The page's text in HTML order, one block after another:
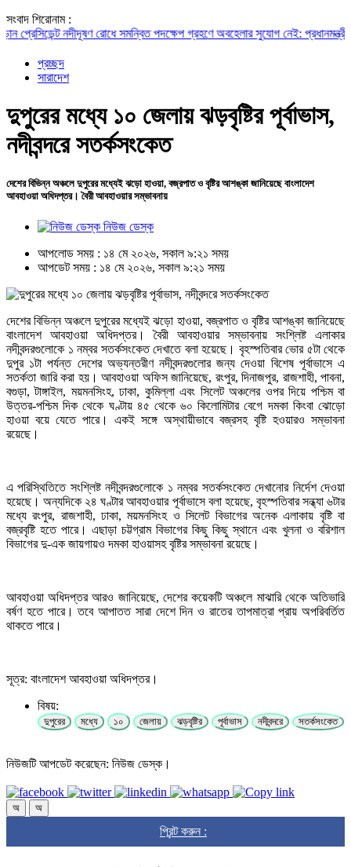
সংবাদ শিরোনাম :
নদীদূষণ রোধে সমন্বিত পদক্ষেপ গ্রহণে অবহেলার সুযোগ নেই: প্রধানমন্ত্রীড.
প্রচ্ছদ
সারাদেশ
দুপুরের মধ্যে ১০ জেলায় ঝড়বৃষ্টির পূর্বাভাস,
নদীবন্দরে সতর্কসংকেত
দেশের বিভিন্ন অঞ্চলে দুপুরের মধ্যেই ঝড়ো হাওয়া, বজ্রপাত ও বৃষ্টির আশঙ্কা জানিয়েছে বাংলাদেশ
আবহাওয়া অধিদপ্তর। বৈরী আবহাওয়ার সম্ভাবনায়
নিউজ ডেস্ক
আপলোড সময় : ১৪ মে ২০২৬, সকাল ৯:২১ সময়
আপডেট সময় : ১৪ মে ২০২৬, সকাল ৯:২১ সময়
দেশের বিভিন্ন অঞ্চলে দুপুরের মধ্যেই ঝড়ো হাওয়া, বজ্রপাত ও বৃষ্টির আশঙ্কা জানিয়েছে
বাংলাদেশ আবহাওয়া অধিদপ্তর। বৈরী আবহাওয়ার সম্ভাবনায় সংশ্লিষ্ট এলাকার
নদীবন্দরগুলোকে ১ নম্বর সতর্কসংকেত দেখাতে বলা হয়েছে। বৃহস্পতিবার ভোর ৫টা থেকে
দুপুর ১টা পর্যন্ত দেশের অভ্যন্তরীণ নদীবন্দরগুলোর জন্য দেওয়া বিশেষ পূর্বাভাসে এ
সতর্কতা জারি করা হয়। আবহাওয়া অফিস জানিয়েছে, রংপুর, দিনাজপুর, রাজশাহী, পাবনা,
বগুড়া, টাঙ্গাইল, ময়মনসিংহ, ঢাকা, কুমিল্লা এবং সিলেট অঞ্চলের ওপর দিয়ে পশ্চিম বা
উত্তর-পশ্চিম দিক থেকে ঘণ্টায় ৪৫ থেকে ৬০ কিলোমিটার বেগে দমকা কিংবা ঝোড়ো
হাওয়া বয়ে যেতে পারে। একই সঙ্গে অস্থায়ীভাবে বজ্রসহ বৃষ্টি হওয়ারও সম্ভাবনা
রয়েছে।
এ পরিস্থিতিতে সংশ্লিষ্ট নদীবন্দরগুলোকে ১ নম্বর সতর্কসংকেত দেখানোর নির্দেশ দেওয়া
হয়েছে। অন্যদিকে ২৪ ঘণ্টার আবহাওয়ার পূর্বাভাসে বলা হয়েছে, বৃহস্পতিবার সন্ধ্যা ৬টার
মধ্যে রংপুর, রাজশাহী, ঢাকা, ময়মনসিংহ ও সিলেট বিভাগের অনেক এলাকায় বৃষ্টি বা
বজ্রবৃষ্টি হতে পারে। এছাড়া চট্টগ্রাম বিভাগের কিছু কিছু স্থানে এবং খুলনা ও বরিশাল
বিভাগের দু-এক জায়গায়ও দমকা হাওয়াসহ বৃষ্টির সম্ভাবনা রয়েছে।
আবহাওয়া অধিদপ্তর আরও জানিয়েছে, দেশের কয়েকটি অঞ্চলে মাঝারি থেকে অতিভারি
বর্ষণ হতে পারে। তবে আপাতত সারা দেশে দিন ও রাতের তাপমাত্রা প্রায় অপরিবর্তিত
থাকতে পারে।
সূত্র: বাংলাদেশ আবহাওয়া অধিদপ্তর।
বিষয়:
দুপুরের মধ্যে ১০ জেলায় ঝড়বৃষ্টির পূর্বাভাস নদীবন্দরে সতর্কসংকেত
নিউজটি আপডেট করেছেন: নিউজ ডেস্ক।
অ অ
প্রিন্ট করুন :